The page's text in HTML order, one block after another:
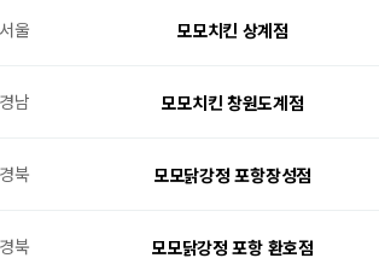
서울 모모치킨 상계점
경남 모모치킨 창원도계점
경북 모모닭강정 포항장성점
경북 모모닭강정 포항 환호점